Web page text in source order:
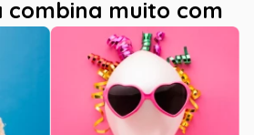
combina muito com